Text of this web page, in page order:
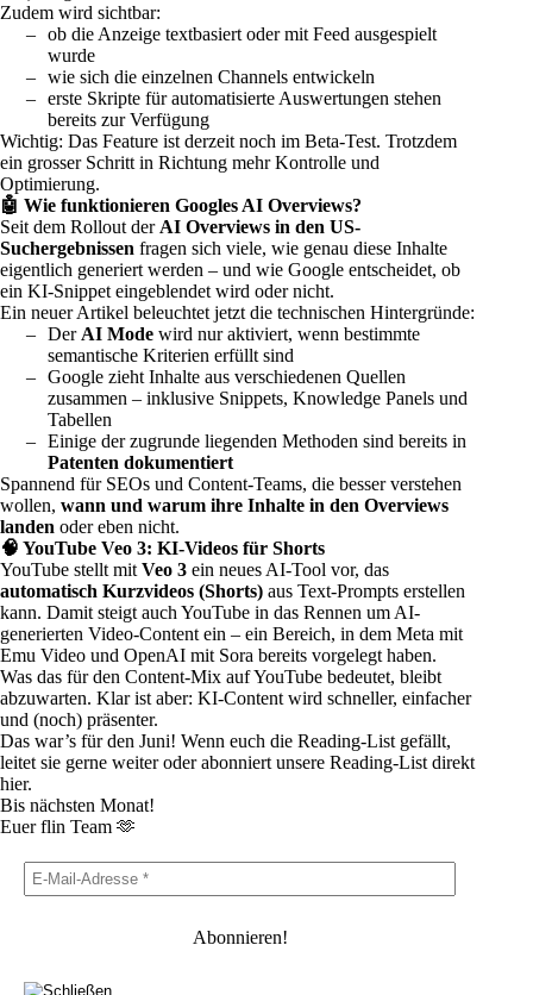
Zudem wird sichtbar:
ob die Anzeige textbasiert oder mit Feed ausgespielt
wurde
wie sich die einzelnen Channels entwickeln
erste Skripte für automatisierte Auswertungen stehen
bereits zur Verfügung
Wichtig: Das Feature ist derzeit noch im Beta-Test. Trotzdem
ein grosser Schritt in Richtung mehr Kontrolle und
Optimierung.
🤖 Wie funktionieren Googles AI Overviews?
Seit dem Rollout der AI Overviews in den US-
Suchergebnissen fragen sich viele, wie genau diese Inhalte
eigentlich generiert werden – und wie Google entscheidet, ob
ein KI-Snippet eingeblendet wird oder nicht.
Ein neuer Artikel beleuchtet jetzt die technischen Hintergründe:
Der AI Mode wird nur aktiviert, wenn bestimmte
semantische Kriterien erfüllt sind
Google zieht Inhalte aus verschiedenen Quellen
zusammen – inklusive Snippets, Knowledge Panels und
Tabellen
Einige der zugrunde liegenden Methoden sind bereits in
Patenten dokumentiert
Spannend für SEOs und Content-Teams, die besser verstehen
wollen, wann und warum ihre Inhalte in den Overviews
landen oder eben nicht.
🧠 YouTube Veo 3: KI-Videos für Shorts
YouTube stellt mit Veo 3 ein neues AI-Tool vor, das
automatisch Kurzvideos (Shorts) aus Text-Prompts erstellen
kann. Damit steigt auch YouTube in das Rennen um AI-
generierten Video-Content ein – ein Bereich, in dem Meta mit
Emu Video und OpenAI mit Sora bereits vorgelegt haben.
Was das für den Content-Mix auf YouTube bedeutet, bleibt
abzuwarten. Klar ist aber: KI-Content wird schneller, einfacher
und (noch) präsenter.
Das war’s für den Juni! Wenn euch die Reading-List gefällt,
leitet sie gerne weiter oder abonniert unsere Reading-List direkt
hier.
Bis nächsten Monat!
Euer flin Team 🫶